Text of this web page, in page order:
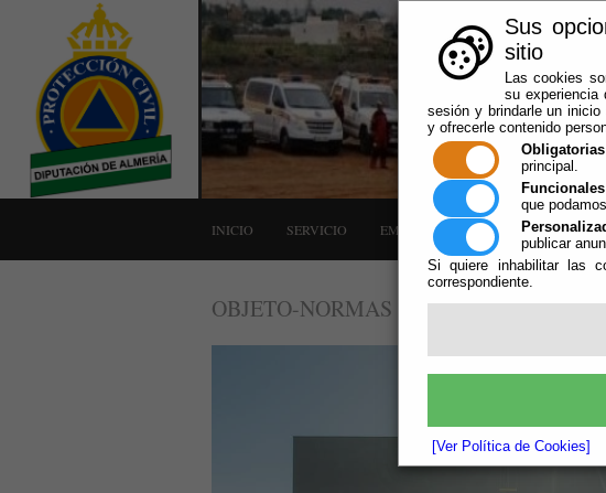
Sus
sitio
Las cookies
su experiencia
sesión y brindarle un
y ofrecerle contenido
Obligatorias
principal.
Funcionales
que
publicar
Si quiere inhabilitar las
correspondiente.
[Ver Política de Cookies]
INICIO SERVICIO EMERGENCIAS LA
OBJETO-NORMAS